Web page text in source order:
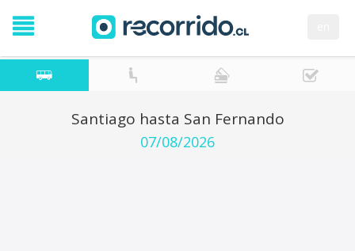
Santiago hasta San Fernando
07/08/2026